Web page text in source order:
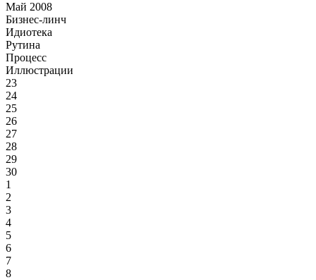
Май 2008
Бизнес-линч
Идиотека
Рутина
Процесс
Иллюстрации
23
24
25
26
27
28
29
30
1
2
3
4
5
6
7
8